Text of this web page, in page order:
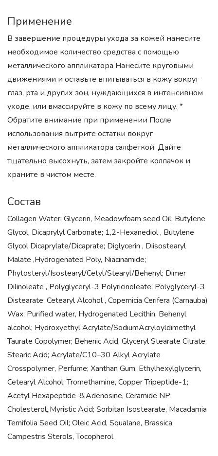
Применение
В завершение процедуры ухода за кожей нанесите
необходимое количество средства с помощью
металлического аппликатора Нанесите круговыми
движениями и оставьте впитываться в кожу вокруг
глаз, рта и других зон, нуждающихся в интенсивном
уходе, или вмассируйте в кожу по всему лицу. *
Обратите внимание при применении После
использования вытрите остатки вокруг
металлического аппликатора салфеткой. Дайте
тщательно высохнуть, затем закройте колпачок и
храните в чистом месте.
Состав
Collagen Water; Glycerin, Meadowfoam seed Oil; Butylene
Glycol, Dicaprylyl Carbonate; 1,2-Hexanediol , Butylene
Glycol Dicaprylate/Dicaprate; Diglycerin , Diisostearyl
Malate ,Hydrogenated Poly, Niacinamide;
Phytosteryl/Isostearyl/Cetyl/Stearyl/Behenyl; Dimer
Dilinoleate , Polyglyceryl-3 Polyricinoleate; Polyglyceryl-3
Distearate; Cetearyl Alcohol , Copernicia Cerifera (Carnauba)
Wax; Purified water, Hydrogenated Lecithin, Behenyl
alcohol; Hydroxyethyl Acrylate/SodiumAcryloyldimethyl
Taurate Copolymer; Behenic Acid, Glyceryl Stearate Citrate;
Stearic Acid; Acrylate/C10–30 Alkyl Acrylate
Crosspolymer, Perfume; Xanthan Gum, Ethylhexylglycerin,
Cetearyl Alcohol; Tromethamine, Copper Tripeptide-1;
Acetyl Hexapeptide-8,Adenosine, Ceramide NP;
Cholesterol,,Myristic Acid; Sorbitan Isostearate, Macadamia
Ternifolia Seed Oil; Oleic Acid, Squalane, Brassica
Campestris Sterols, Tocopherol